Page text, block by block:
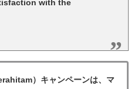
with the
）キャンペーンは、マ